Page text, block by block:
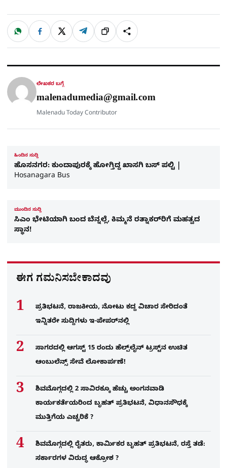
ಹಂಚಿಕೊಳ್ಳಿ
W
a
t
p
F
c
e
o
X T
l
e
a
ಲಿಂ
ಕ್
S
h
a
e
ಲೇಖಕರ ಬಗ್ಗೆ
malenadumedia@gmail.com
Malenadu Today Contributor
ಹಿಂದಿನ ಸುದ್ದಿ
ಹೊಸನಗರ: ಕುಂದಾಪುರಕ್ಕೆ ಹೋಗ್ತಿದ್ದ ಖಾಸಗಿ ಬಸ್ ಪಲ್ಟಿ |
Hosanagara Bus
ಮುಂದಿನ ಸುದ್ದಿ
ಸಿಎಂ ಭೇಟಿಯಾಗಿ ಬಂದ ಬೆನ್ನಲ್ಲೆ, ಕಿಮ್ಮನೆ ರತ್ನಾಕರ್​ರಿಗೆ ಮಹತ್ವದ
ಸ್ಥಾನ!
ಈಗ ಗಮನಿಸಬೇಕಾದವು
ಪ್ರತಿಭಟನೆ, ರಾಜಕೀಯ, ನೋಟು ಕದ್ದ ವಿಚಾರ ಸೇರಿದಂತೆ
ಇನ್ನಿತರೇ ಸುದ್ದಿಗಳು ಇ-ಪೇಪರ್​​ನಲ್ಲಿ
ಸಾಗರದಲ್ಲಿ ಆಗಸ್ಟ್ 15 ರಂದು ಹೆಲ್ಪ್‌ಲೈನ್ ಟ್ರಸ್ಟ್‌ನ ಉಚಿತ
ಆಂಬುಲೆನ್ಸ್ ಸೇವೆ ಲೋಕಾರ್ಪಣೆ!
ಶಿವಮೊಗ್ಗದಲ್ಲಿ 2 ಸಾವಿರಕ್ಕೂ ಹೆಚ್ಚು ಅಂಗನವಾಡಿ
ಕಾರ್ಯಕರ್ತೆಯರಿಂದ ಬೃಹತ್ ಪ್ರತಿಭಟನೆ, ವಿಧಾನಸೌಧಕ್ಕೆ
ಮುತ್ತಿಗೆಯ ಎಚ್ಚರಿಕೆ ?
ಶಿವಮೊಗ್ಗದಲ್ಲಿ ರೈತರು, ಕಾರ್ಮಿಕರ ಬೃಹತ್ ಪ್ರತಿಭಟನೆ, ರಸ್ತೆ ತಡೆ:
ಸರ್ಕಾರಗಳ ವಿರುದ್ಧ ಆಕ್ರೋಶ ?